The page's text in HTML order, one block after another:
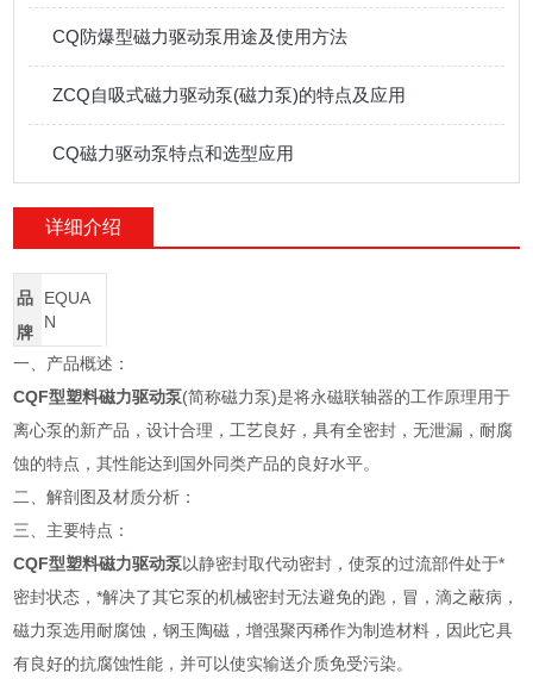
CQ防爆型磁力驱动泵用途及使用方法
ZCQ自吸式磁力驱动泵(磁力泵)的特点及应用
CQ磁力驱动泵特点和选型应用
详细介绍
品
牌
EQUA
N
一、产品概述：
CQF型塑料磁力驱动泵(简称磁力泵)是将永磁联轴器的工作原理用于
离心泵的新产品，设计合理，工艺良好，具有全密封，无泄漏，耐腐
蚀的特点，其性能达到国外同类产品的良好水平。
二、解剖图及材质分析：
三、主要特点：
CQF型塑料磁力驱动泵以静密封取代动密封，使泵的过流部件处于*
密封状态，*解决了其它泵的机械密封无法避免的跑，冒，滴之蔽病，
磁力泵选用耐腐蚀，钢玉陶磁，增强聚丙稀作为制造材料，因此它具
有良好的抗腐蚀性能，并可以使实输送介质免受污染。